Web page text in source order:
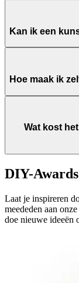
Kan ik een
Hoe maak ik
Wat kost
DIY-Awards
Laat je inspireren
meededen aan
doe nieuwe ideeën